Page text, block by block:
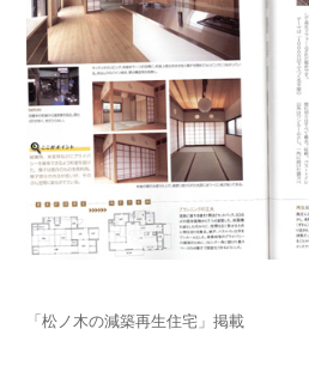
「松ノ木の減築再生住宅」掲載